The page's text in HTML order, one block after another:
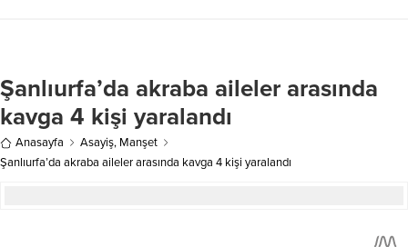
Kararı’na göre, üniversitenin
faaliyet izinlerine yönelik daha...
saat 15:00’te başlayacak olan
Cavcav Tesisleri’nde
Şanlıurfa’da akraba aileler arasında
kavga 4 kişi yaralandı
Anasayfa Asayiş, Manşet
Şanlıurfa’da akraba aileler arasında kavga 4 kişi yaralandı